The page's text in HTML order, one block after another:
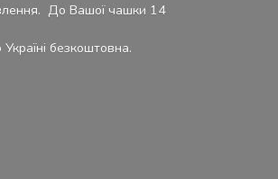
До Вашої чашки 14
безкоштовна.